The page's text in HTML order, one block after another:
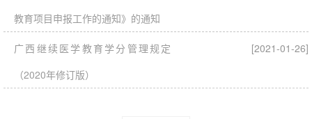
教育项目申报工作的通知》的通知
广西继续医学教育学分管理规定
（2020年修订版）
[2021-01-26]